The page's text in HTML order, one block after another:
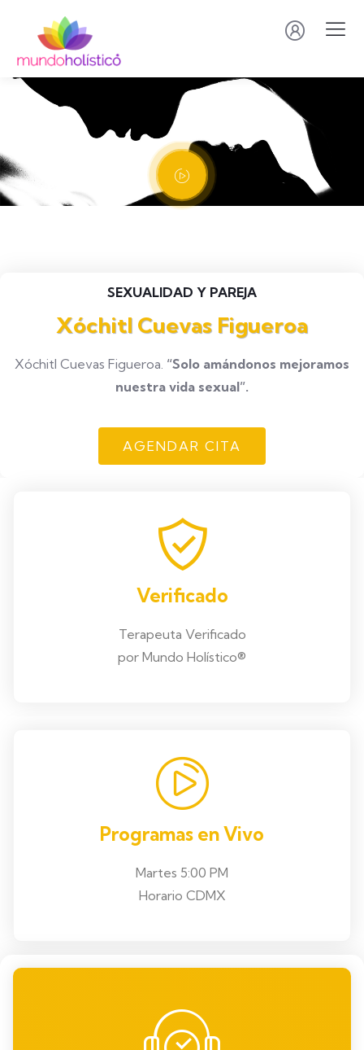
SEXUALIDAD Y PAREJA
Xóchitl Cuevas Figueroa
Xóchitl Cuevas Figueroa. “Solo amándonos mejoramos
nuestra vida sexual”.
AGENDAR CITA
Verificado
Terapeuta Verificado
por Mundo Holístico®
Programas en Vivo
Martes 5:00 PM
Horario CDMX